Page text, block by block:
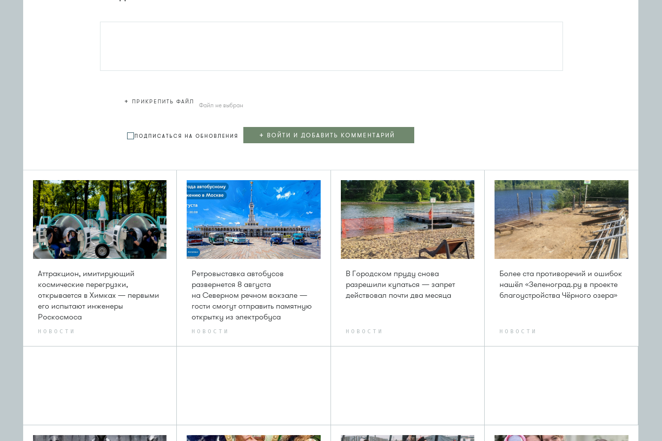
+ ПРИКРЕПИТЬ ФАЙЛ Файл не выбран
ПОДПИСАТЬСЯ НА ОБНОВЛЕНИЯ + ВОЙТИ И ДОБАВИТЬ КОММЕНТАРИЙ
Аттракцион, имитирующий
космические перегрузки,
открывается в Химках — первыми
его испытают инженеры
Роскосмоса
НОВОСТИ
Ретровыставка автобусов
развернется 8 августа
на Северном речном вокзале —
гости смогут отправить памятную
открытку из электробуса
НОВОСТИ
В Городском пруду снова
разрешили купаться — запрет
действовал почти два месяца
НОВОСТИ
Более ста противоречий и ошибок
нашёл «Зеленоград.ру в проекте
благоустройства Чёрного озера»
НОВОСТИ